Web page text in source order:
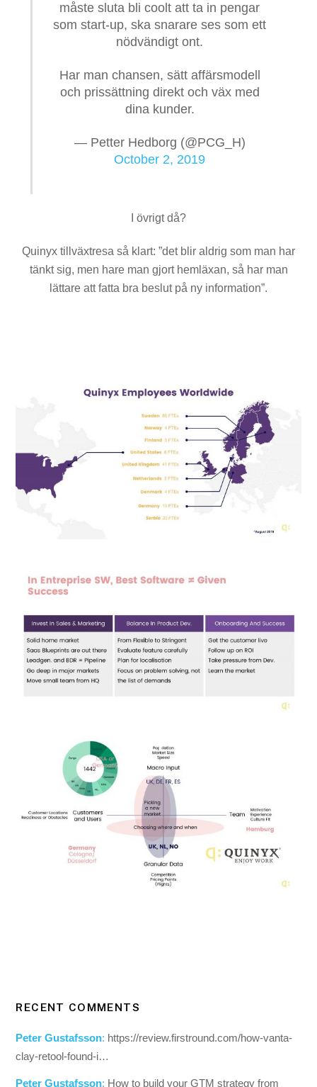
måste sluta bli coolt att ta in pengar
som start-up, ska snarare ses som ett
nödvändigt ont.
Har man chansen, sätt affärsmodell
och prissättning direkt och väx med
dina kunder.
— Petter Hedborg (@PCG_H)
October 2, 2019
I övrigt då?
Quinyx tillväxtresa så klart: ”det blir aldrig som man har
tänkt sig, men hare man gjort hemläxan, så har man
lättare att fatta bra beslut på ny information”.
RECENT COMMENTS
Peter Gustafsson: https://review.firstround.com/how-vanta-
clay-retool-found-i…
Peter Gustafsson: How to build your GTM strategy from